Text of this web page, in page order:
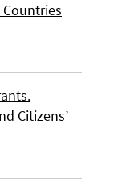
Citizens’